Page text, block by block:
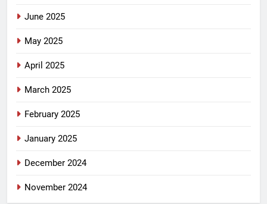
June 2025
May 2025
April 2025
March 2025
February 2025
January 2025
December 2024
November 2024